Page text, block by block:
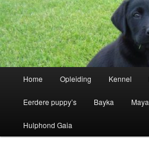
Home Opleiding Kennel
Eerdere puppy’s Bayka Maya
Hulphond Gaia